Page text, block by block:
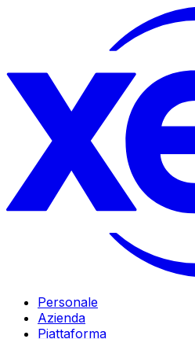
Personale
Azienda
Piattaforma